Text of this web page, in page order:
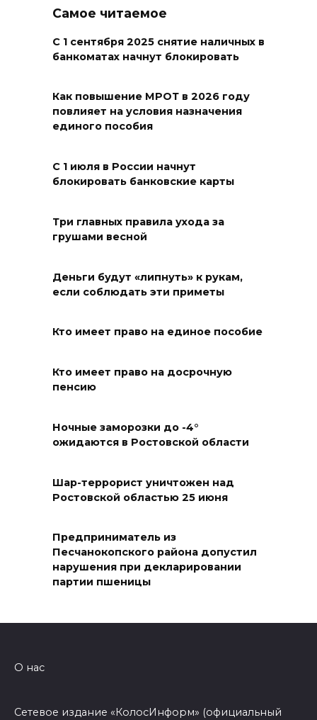
работы по восстановлению
05 августа 2026 21:11
В Мясниковском районе в
ДТП с тремя автомобилями
погибла пассажирка
05 августа 2026 20:43
Ростовской области перешли
в чаты в мессенджере MAX
Кондиционеры создают
предупредили о рисках
отключения электроэнергии
Зарядка со стражем порядка
Молодые инженеры
05 августа 2026 18:32
По пути к большой трассе
России
Самое читаемое
С 1 сентября 2025 снятие наличных в
банкоматах начнут блокировать
Как повышение МРОТ в 2026 году
повлияет на условия назначения
единого пособия
С 1 июля в России начнут
блокировать банковские карты
Три главных правила ухода за
грушами весной
Деньги будут «липнуть» к рукам,
если соблюдать эти приметы
Кто имеет право на единое пособие
Кто имеет право на досрочную
пенсию
Ночные заморозки до -4°
ожидаются в Ростовской области
Шар-террорист уничтожен над
Ростовской областью 25 июня
Предприниматель из
Песчанокопского района допустил
нарушения при декларировании
партии пшеницы
О нас
Сетевое издание «КолосИнформ» (официальный